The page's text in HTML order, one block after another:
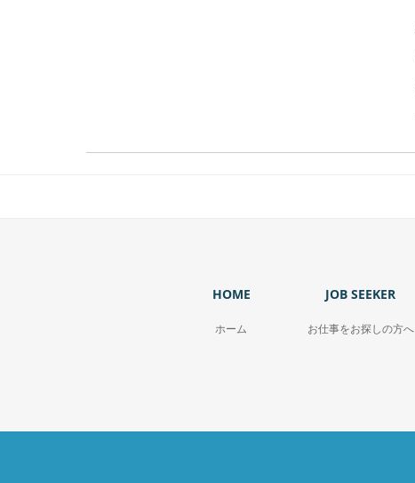
HOME
ホーム
JOB SEEKER
お仕事をお探しの方へ